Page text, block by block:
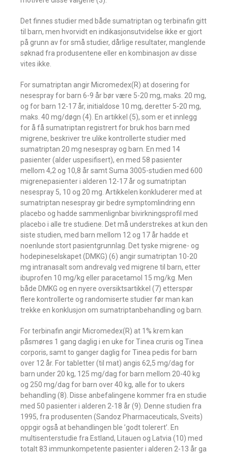
Det finnes studier med både sumatriptan og terbinafin gitt
til barn, men hvorvidt en indikasjonsutvidelse ikke er gjort
på grunn av for små studier, dårlige resultater, manglende
søknad fra produsentene eller en kombinasjon av disse
vites ikke.
For sumatriptan angir Micromedex(R) at dosering for
nesespray for barn 6-9 år bør være 5-20 mg, maks. 20 mg,
og for barn 12-17 år, initialdose 10 mg, deretter 5-20 mg,
maks. 40 mg/døgn (4). En artikkel (5), som er et innlegg
for å få sumatriptan registrert for bruk hos barn med
migrene, beskriver tre ulike kontrollerte studier med
sumatriptan 20 mg nesespray og barn. En med 14
pasienter (alder uspesifisert), en med 58 pasienter
mellom 4,2 og 10,8 år samt Suma 3005-studien med 600
migrenepasienter i alderen 12-17 år og sumatriptan
nesespray 5, 10 og 20 mg. Artikkelen konkluderer med at
sumatriptan nesespray gir bedre symptomlindring enn
placebo og hadde sammenlignbar bivirkningsprofil med
placebo i alle tre studiene. Det må understrekes at kun den
siste studien, med barn mellom 12 og 17 år hadde et
noenlunde stort pasientgrunnlag. Det tyske migrene- og
hodepineselskapet (DMKG) (6) angir sumatriptan 10-20
mg intranasalt som andrevalg ved migrene til barn, etter
ibuprofen 10 mg/kg eller paracetamol 15 mg/kg. Men
både DMKG og en nyere oversiktsartikkel (7) etterspør
flere kontrollerte og randomiserte studier før man kan
trekke en konklusjon om sumatriptanbehandling og barn.
For terbinafin angir Micromedex(R) at 1% krem kan
påsmøres 1 gang daglig i en uke for Tinea cruris og Tinea
corporis, samt to ganger daglig for Tinea pedis for barn
over 12 år. For tabletter (til mat) angis 62,5 mg/dag for
barn under 20 kg, 125 mg/dag for barn mellom 20-40 kg
og 250 mg/dag for barn over 40 kg, alle for to ukers
behandling (8). Disse anbefalingene kommer fra en studie
med 50 pasienter i alderen 2-18 år (9). Denne studien fra
1995, fra produsenten (Sandoz Pharmaceuticals, Sveits)
oppgir også at behandlingen ble ’godt tolerert’. En
multisenterstudie fra Estland, Litauen og Latvia (10) med
totalt 83 immunkompetente pasienter i alderen 2-13 år ga